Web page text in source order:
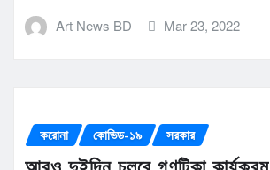
Art News BD Mar 23, 2022
করোনা কোভিড-১৯ সরকার